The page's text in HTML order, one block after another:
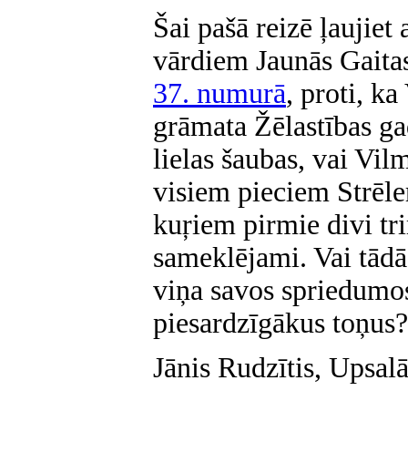
Šai pašā reizē ļaujiet
vārdiem Jaunās
37. numurā, proti, ka
grāmata Žēlastības
lielas šaubas, vai
visiem pieciem
kuŗiem pirmie divi
sameklējami. Vai
viņa savos
piesardzīgākus toņus?
Jānis Rudzītis,